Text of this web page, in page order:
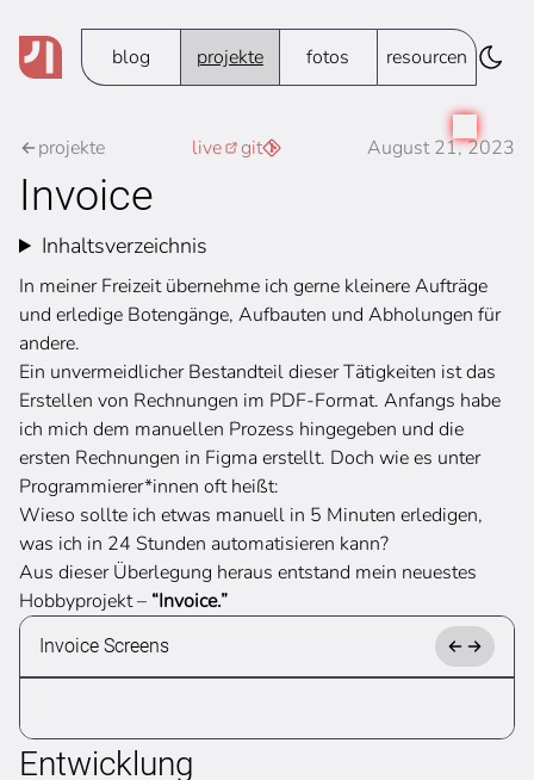
blog projekte fotos resourcen
projekte live git August 21, 2023
Invoice
Inhaltsverzeichnis
In meiner Freizeit übernehme ich gerne kleinere Aufträge
und erledige Botengänge, Aufbauten und Abholungen für
andere.
Ein unvermeidlicher Bestandteil dieser Tätigkeiten ist das
Erstellen von Rechnungen im PDF-Format. Anfangs habe
ich mich dem manuellen Prozess hingegeben und die
ersten Rechnungen in Figma erstellt. Doch wie es unter
Programmierer*innen oft heißt:
Wieso sollte ich etwas manuell in 5 Minuten erledigen,
was ich in 24 Stunden automatisieren kann?
Aus dieser Überlegung heraus entstand mein neuestes
Hobbyprojekt – “Invoice.”
Invoice Screens
Entwicklung